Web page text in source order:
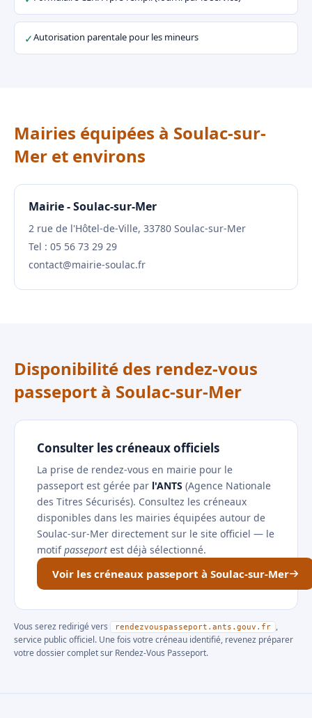
✓Autorisation parentale pour les mineurs
Mairies équipées à Soulac-sur-
Mer et environs
Mairie - Soulac-sur-Mer
2 rue de l'Hôtel-de-Ville, 33780 Soulac-sur-Mer
Tel : 05 56 73 29 29
contact@mairie-soulac.fr
Disponibilité des rendez-vous
passeport à Soulac-sur-Mer
Consulter les créneaux officiels
La prise de rendez-vous en mairie pour le
passeport est gérée par l'ANTS (Agence Nationale
des Titres Sécurisés). Consultez les créneaux
disponibles dans les mairies équipées autour de
Soulac-sur-Mer directement sur le site officiel — le
motifpasseport est déjà sélectionné.
Voir les créneaux passeport à Soulac-sur-Mer
Vous serez redirigé vers rendezvouspasseport.ants.gouv.fr
,
service public officiel. Une fois votre créneau identifié, revenez préparer
votre dossier complet sur Rendez-Vous Passeport.